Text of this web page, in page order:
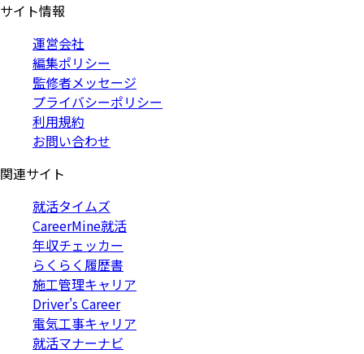
サイト情報
運営会社
編集ポリシー
監修者メッセージ
プライバシーポリシー
利用規約
お問い合わせ
関連サイト
就活タイムズ
CareerMine就活
年収チェッカー
らくらく履歴書
施工管理キャリア
Driver's Career
電気工事キャリア
就活マナーナビ